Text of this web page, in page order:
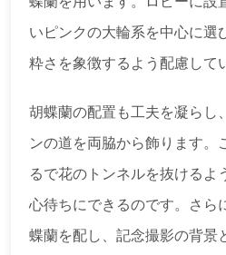
いピンクの大輪系を中心に選
粋さを象徴するよう配慮して
胡蝶蘭の配置も工夫を凝らし
ンの道を両脇から飾ります。
るで花のトンネルを抜けるよ
心待ちにできるのです。さら
蝶蘭を配し、記念撮影の背景